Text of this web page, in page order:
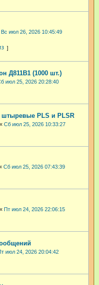
Вс июл 26, 2026 10:45:49
Д811В1 (1000 шт.)
июл 25, 2026 20:28:40
штыревые PLS и PLSR
« Сб июл 25, 2026 10:33:27
Сб июл 25, 2026 07:43:39
« Пт июл 24, 2026 22:06:15
июл 24, 2026 20:04:42